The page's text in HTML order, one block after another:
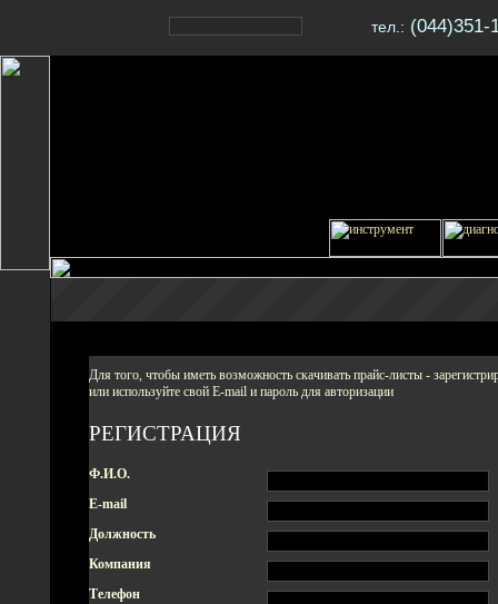
тел.: (044)351-
Для того, чтобы иметь возможность скачивать прайс-листы -
или используйте свой E-mail и пароль для авторизации
РЕГИСТРАЦИЯ
Ф.И.О.
E-mail
Должность
Компания
Телефон